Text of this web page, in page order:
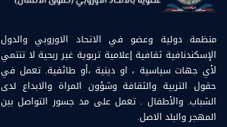
منظمة دولية وعضو في الاتحاد الاوروبي والدول
الإسكندنافية ثقافية إعلامية تربوية غير ربحية لا تنتمي
لأي جهات سياسية ، او دينية ،أو طائفية. تعمل في
حقول التربية والثقافة وشؤون المراة والابداع لدى
الشباب. والأطفال . تعمل على مد جسور التواصل بين
المهجر والبلد الاصل.